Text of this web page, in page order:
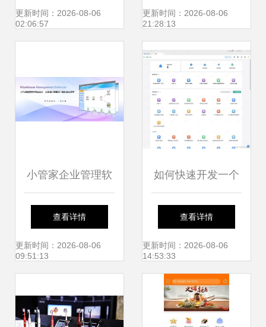
架同步由预先内置
Salesforce、
HubSpot 、Zoho
Microsoft
Dynamics 365区模
式应用于转换最终
匹配辅助备之利用
更新时间：2026-08-06
02:06:57
续创新营销策略与
软件开发实践
更新时间：2026-08-06
21:28:13
小管家企业管理软
件:销售管理软件|
财务管理软件|仓库
查看详情
更新时间：2026-08-06
09:51:13
如何快速开发一个
软件 这篇文章讲明
白了——软件销售
也适用的洞见
查看详情
更新时间：2026-08-06
14:53:33